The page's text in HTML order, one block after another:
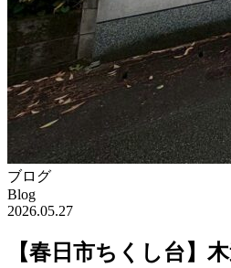
ブログ
Blog
2026.05.27
【春日市ちくし台】